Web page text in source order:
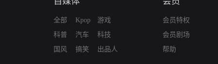
全部
科普
国风
Kpop
汽车
搞笑
游戏
科技
出品人
会员特权
会员剧场
帮助